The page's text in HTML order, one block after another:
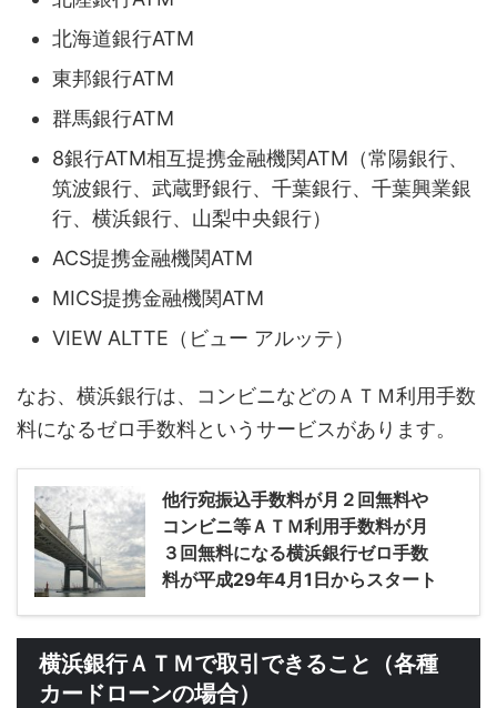
北海道銀行ATM
東邦銀行ATM
群馬銀行ATM
8銀行ATM相互提携金融機関ATM（常陽銀行、
筑波銀行、武蔵野銀行、千葉銀行、千葉興業銀
行、横浜銀行、山梨中央銀行）
ACS提携金融機関ATM
MICS提携金融機関ATM
VIEW ALTTE（ビュー アルッテ）
なお、横浜銀行は、コンビニなどのＡＴＭ利用手数
料になるゼロ手数料というサービスがあります。
他行宛振込手数料が月２回無料や
コンビニ等ＡＴＭ利用手数料が月
３回無料になる横浜銀行ゼロ手数
料が平成29年4月1日からスタート
横浜銀行ＡＴＭで取引できること（各種
カードローンの場合）